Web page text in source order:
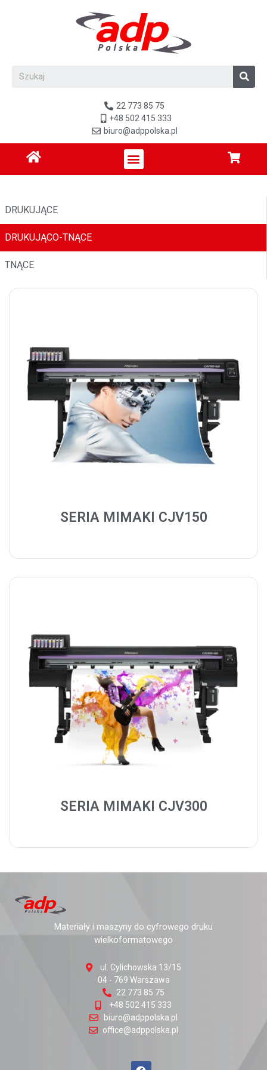
22 773 85 75
+48 502 415 333
biuro@adppolska.pl
DRUKUJĄCE
DRUKUJĄCO-TNĄCE
TNĄCE
SERIA MIMAKI CJV150
SERIA MIMAKI CJV300
Materiały i maszyny do cyfrowego druku
wielkoformatowego
ul. Cylichowska 13/15
04 - 769 Warszawa
22 773 85 75
+48 502 415 333
biuro@adppolska.pl
office@adppolska.pl